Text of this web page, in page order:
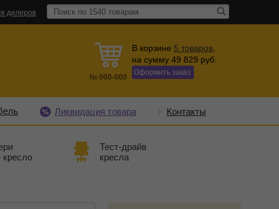
дилеров
№ 000-000
В корзине 5 товаров
на сумму 49 829 руб.
Оформить заказ
Ликвидация товара Контакты
кресло
Тест-драйв
кресла